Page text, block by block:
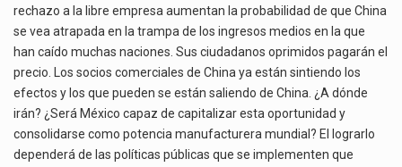
rechazo a la libre empresa aumentan la probabilidad de que China
se vea atrapada en la trampa de los ingresos medios en la que
han caído muchas naciones. Sus ciudadanos oprimidos pagarán el
precio. Los socios comerciales de China ya están sintiendo los
efectos y los que pueden se están saliendo de China. ¿A dónde
irán? ¿Será México capaz de capitalizar esta oportunidad y
consolidarse como potencia manufacturera mundial? El lograrlo
dependerá de las políticas públicas que se implementen que